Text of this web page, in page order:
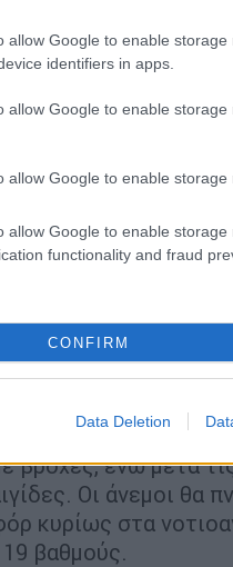
allow Google to enable
identifiers in apps.
allow Google to enable
allow Google to enable storage
allow Google to enable
functionality and fraud
CONFIRM
Data Deletion
Ιόνιο θα πνέουν από
βροχές,
Οδηγίες από
βροχές, ενώ μετά
Οι άνεμοι θα
κυρίως στα
βαθμούς.